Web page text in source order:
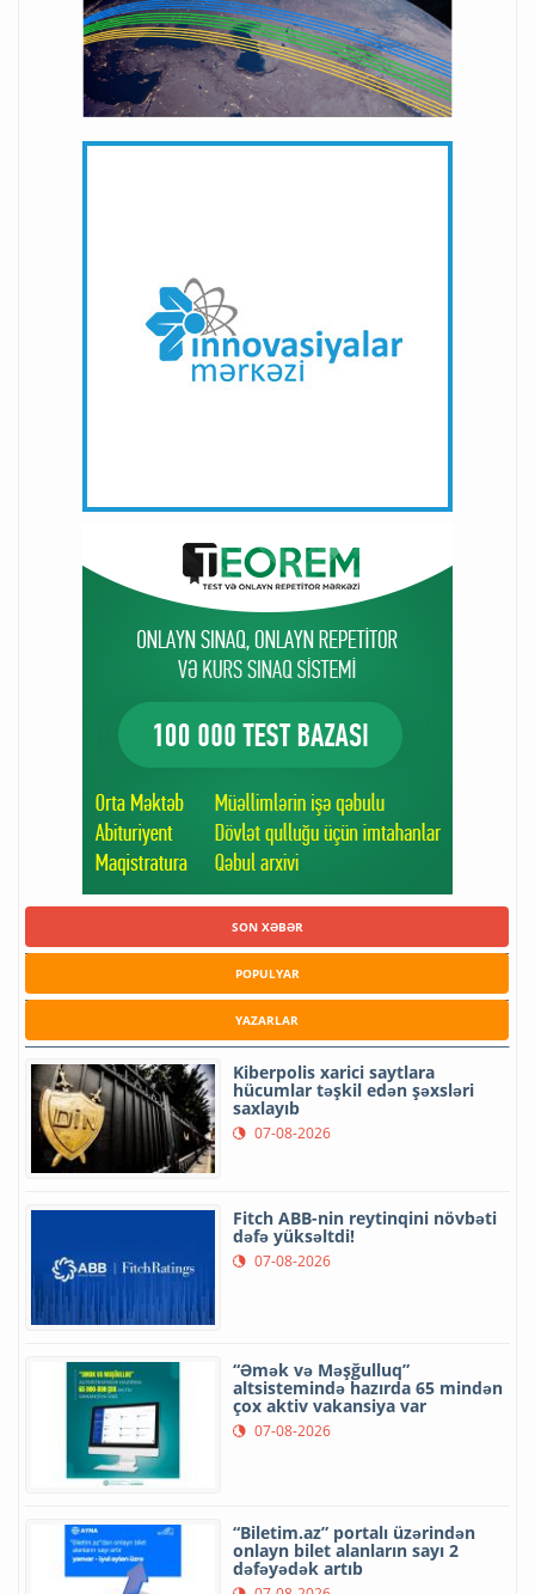
SON XƏBƏR
POPULYAR
YAZARLAR
Kiberpolis xarici saytlara
hücumlar təşkil edən şəxsləri
saxlayıb
07-08-2026
Fitch ABB-nin reytinqini növbəti
dəfə yüksəltdi!
07-08-2026
“Əmək və Məşğulluq”
altsistemində hazırda 65 mindən
çox aktiv vakansiya var
07-08-2026
“Biletim.az” portalı üzərindən
onlayn bilet alanların sayı 2
dəfəyədək artıb